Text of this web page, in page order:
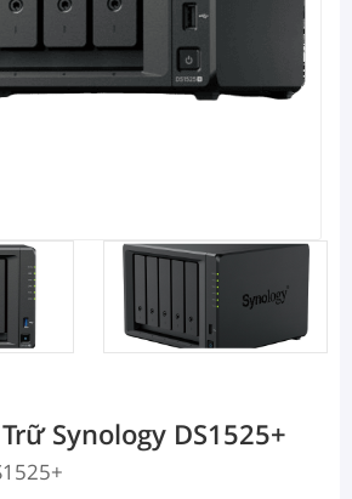
Synology DS1525+